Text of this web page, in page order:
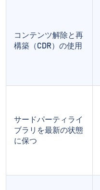
コンテンツ解除と再
構築（CDR）の使用
サードパーティライ
ブラリを最新の状態
に保つ